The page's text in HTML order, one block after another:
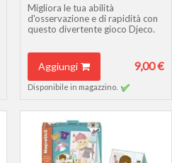
Migliora le tua abilità
d'osservazione e di rapidità con
questo divertente gioco Djeco.
Aggiungi 9,00 €
Disponibile in magazzino.